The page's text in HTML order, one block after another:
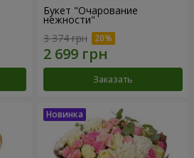
Букет "Очарование
нежности"
3 374 грн
Заказать